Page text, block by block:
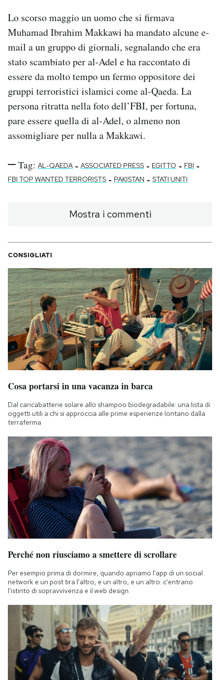
Lo scorso maggio un uomo che si firmava
Muhamad Ibrahim Makkawi ha mandato alcune e-
mail a un gruppo di giornali, segnalando che era
stato scambiato per al-Adel e ha raccontato di
essere da molto tempo un fermo oppositore dei
gruppi terroristici islamici come al-Qaeda. La
persona ritratta nella foto dell’FBI, per fortuna,
pare essere quella di al-Adel, o almeno non
assomigliare per nulla a Makkawi.
Tag: AL-QAEDA - ASSOCIATED PRESS - EGITTO - FBI -
FBI TOP WANTED TERRORISTS - PAKISTAN - STATI UNITI
Mostra i commenti
CONSIGLIATI
Cosa portarsi in una vacanza in barca
Dal caricabatterie solare allo shampoo biodegradabile: una lista di
oggetti utili a chi si approccia alle prime esperienze lontano dalla
terraferma
Perché non riusciamo a smettere di scrollare
Per esempio prima di dormire, quando apriamo l'app di un social
network e un post tira l'altro, e un altro, e un altro: c'entrano
l'istinto di sopravvivenza e il web design